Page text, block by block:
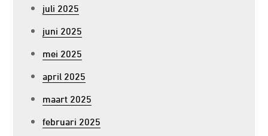
juli 2025
juni 2025
mei 2025
april 2025
maart 2025
februari 2025